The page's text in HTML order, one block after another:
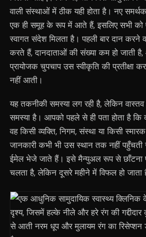
वाली संस्थाओं में ठीक यही होता है। नए
एक ही समूह के रूप में आते हैं, इसलिए सभी को
स्वागत संदेश मिलता है। पहली बार दान करने
करते हैं, दानदाताओं की संख्या कम हो जाती है,
प्रायोजक चुपचाप उस स्वीकृति की प्रतीक्षा
नहीं आती।
यह तकनीकी समस्या लग रही है, लेकिन
समस्या है। आपको पहले से ही पता होता है
वह किसी व्यक्ति, निगम, संस्था या किसी
जानकारी कभी भी उस स्थान तक नहीं
ईमेल भेजे जाते हैं। इसे मैन्युअल रूप से छाँटना
चलता है, लेकिन दूसरे महीने में विफल हो जाता